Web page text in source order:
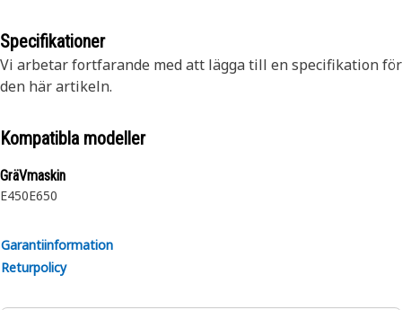
Specifikationer
Vi arbetar fortfarande med att lägga till en specifikation för
den här artikeln.
Kompatibla modeller
GräVmaskin
E450E650
Garantiinformation
Returpolicy